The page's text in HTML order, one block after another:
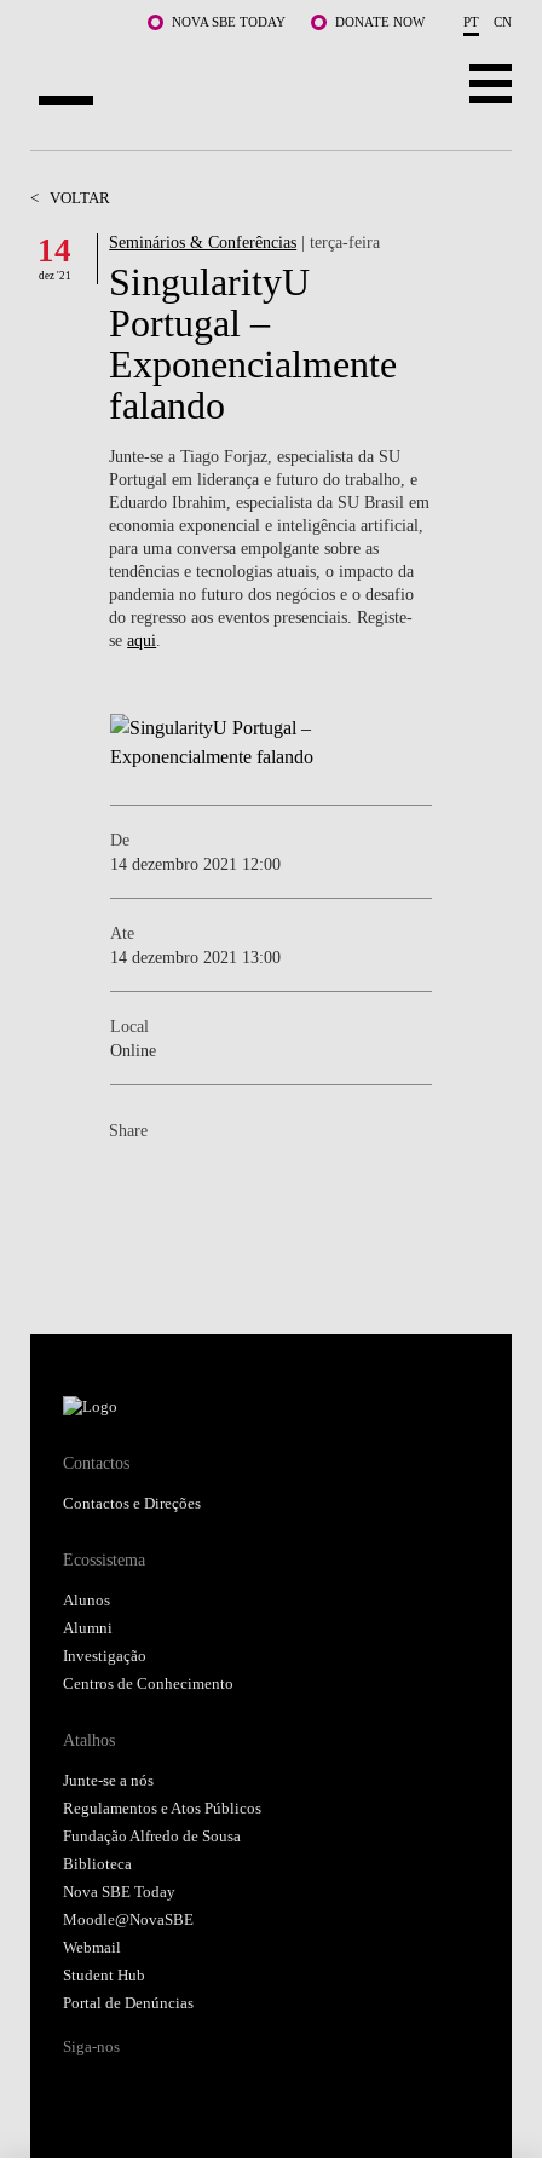
Saltar para o conteúdo principalNOVA SBE TODAY DONATE NOW PT CN
DOCENTES E INVESTIGAÇÃO
COMUNIDADE
LIFE AT NOVA SBE
< VOLTAR
14
dez '21
Seminários & Conferências | terça-feira
SingularityU
Portugal –
Exponencialmente
falando
Junte-se a Tiago Forjaz, especialista da SU
Portugal em liderança e futuro do trabalho, e
Eduardo Ibrahim, especialista da SU Brasil em
economia exponencial e inteligência artificial,
para uma conversa empolgante sobre as
tendências e tecnologias atuais, o impacto da
pandemia no futuro dos negócios e o desafio
do regresso aos eventos presenciais. Registe-
seaqui
De
14 dezembro 2021 12:00
Ate
14 dezembro 2021 13:00
Local
Online
Share
Contactos
Contactos e Direções
Ecossistema
Alunos
Alumni
Investigação
Centros de Conhecimento
Atalhos
Junte-se a nós
Regulamentos e Atos Públicos
Fundação Alfredo de Sousa
Biblioteca
Nova SBE Today
Moodle@NovaSBE
Webmail
Student Hub
Portal de Denúncias
Siga-nos